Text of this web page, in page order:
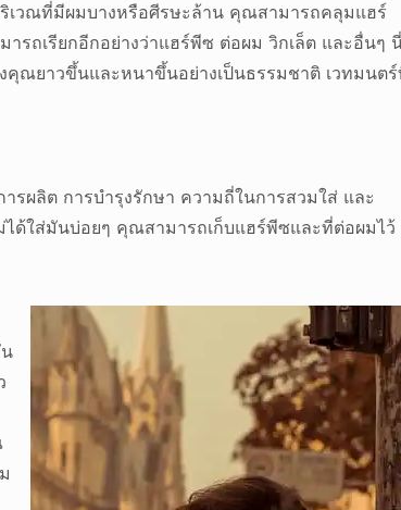
เวณที่มีผมบางหรือศีรษะล้าน คุณสามารถคลุมแฮร์
ถเรียกอีกอย่างว่าแฮร์พีซ ต่อผม วิกเล็ต และอื่นๆ
ณยาวขึ้นและหนาขึ้นอย่างเป็นธรรมชาติ เวทมนต
รผลิต การบำรุงรักษา ความถี่ในการสวมใส่ และ
ใส่มันบ่อยๆ คุณสามารถเก็บแฮร์พีซและที่ต่อผมไว้